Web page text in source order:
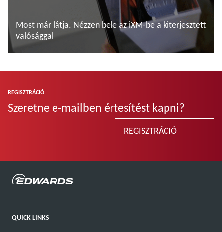
Most már látja. Nézzen bele az iXM-be a kiterjesztett
valósággal
REGISZTRÁCIÓ
Szeretne e-mailben értesítést kapni?
REGISZTRÁCIÓ
QUICK LINKS